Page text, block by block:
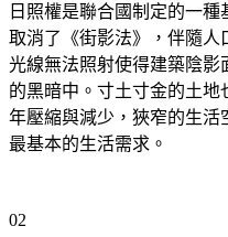
日照權是聯合國制定的一
取消了《街影法》，伴隨人
光線無法照射使得建築陰
的黑暗中。寸土寸金的土
年壓縮與減少，狹窄的生
最基本的生活需求。
02